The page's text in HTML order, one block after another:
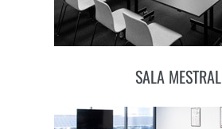
SALA MESTRAL